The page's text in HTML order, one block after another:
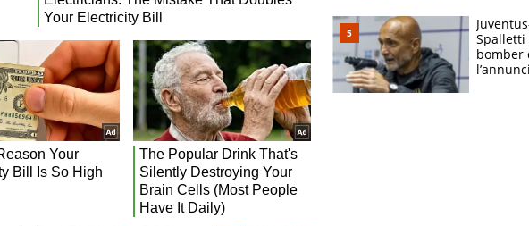
Spalletti
bomber